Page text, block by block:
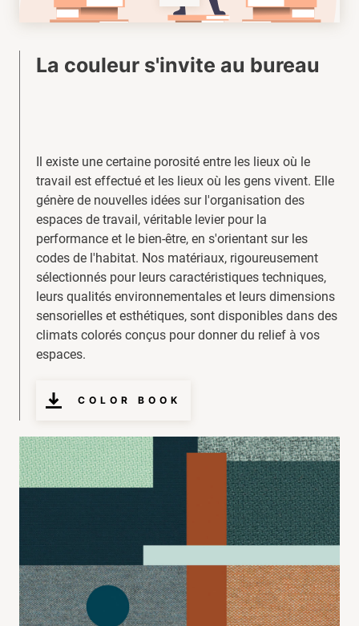
La couleur s'invite au bureau
Il existe une certaine porosité entre les lieux où le
travail est effectué et les lieux où les gens vivent. Elle
génère de nouvelles idées sur l'organisation des
espaces de travail, véritable levier pour la
performance et le bien-être, en s'orientant sur les
codes de l'habitat. Nos matériaux, rigoureusement
sélectionnés pour leurs caractéristiques techniques,
leurs qualités environnementales et leurs dimensions
sensorielles et esthétiques, sont disponibles dans des
climats colorés conçus pour donner du relief à vos
espaces.
COLOR BOOK